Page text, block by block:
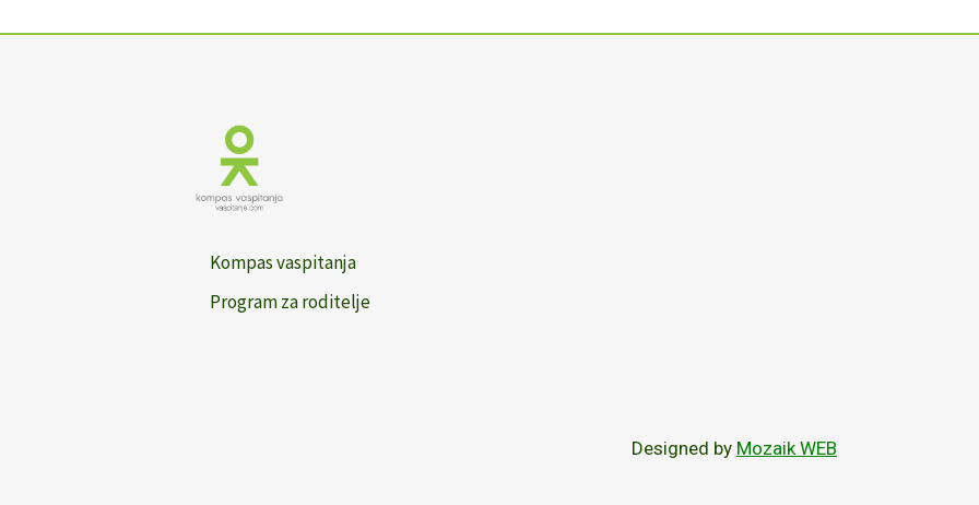
Kompas vaspitanja
Program za roditelje
Designed by Mozaik WEB